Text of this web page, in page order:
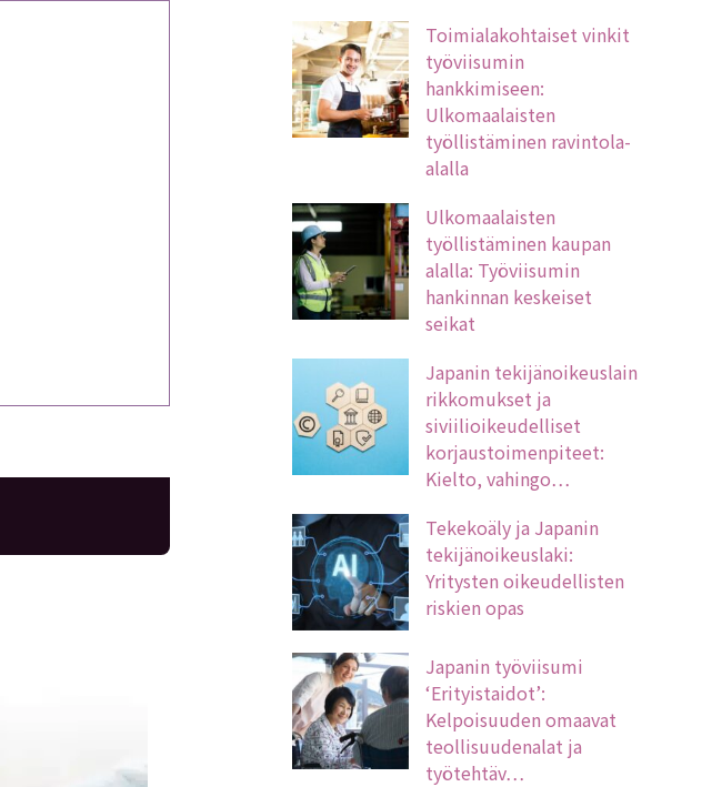
Toimialakohtaiset vinkit
työviisumin
hankkimiseen:
Ulkomaalaisten
työllistäminen ravintola-
alalla
Ulkomaalaisten
työllistäminen kaupan
alalla: Työviisumin
hankinnan keskeiset
seikat
Japanin tekijänoikeuslain
rikkomukset ja
siviilioikeudelliset
korjaustoimenpiteet:
Kielto, vahingo…
Tekekoäly ja Japanin
tekijänoikeuslaki:
Yritysten oikeudellisten
riskien opas
Japanin työviisumi
‘Erityistaidot’:
Kelpoisuuden omaavat
teollisuudenalat ja
työtehtäv…